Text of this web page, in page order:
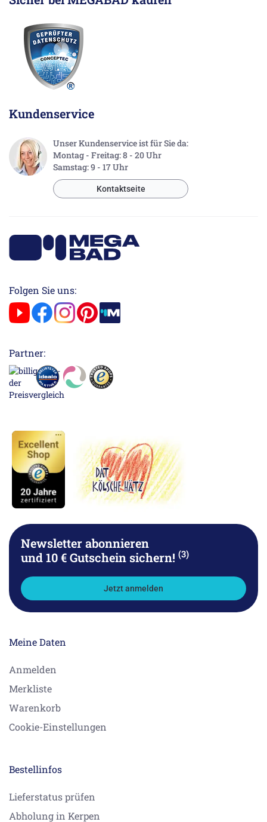
Kundenservice
Unser Kundenservice ist für Sie da:
Montag - Freitag: 8 - 20 Uhr
Samstag: 9 - 17 Uhr
Kontaktseite
Folgen Sie uns:
Partner:
Newsletter abonnieren
und 10 € Gutschein sichern! (3)
Jetzt anmelden
Meine Daten
Anmelden
Merkliste
Warenkorb
Cookie-Einstellungen
Bestellinfos
Lieferstatus prüfen
Abholung in Kerpen